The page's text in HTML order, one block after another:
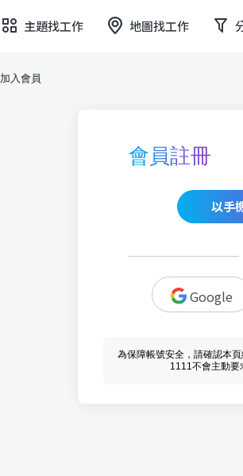
主題找工作 地圖找工作
加入會員
會員註冊
以手
Google
為保障帳號安全，請確認本
1111不會主動要